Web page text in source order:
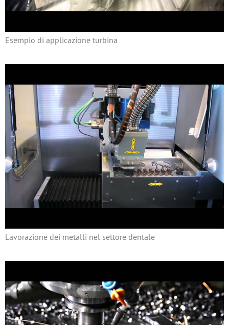
Esempio di applicazione turbina
Lavorazione dei metalli nel settore dentale